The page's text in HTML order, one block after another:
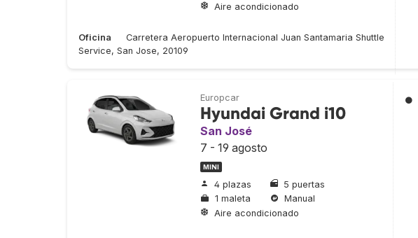
Aire acondicionado
Oficina
Carretera Aeropuerto Internacional Juan Santamaria Shuttle
Service, San Jose, 20109
Europcar
Hyundai Grand i10
San José
7 - 19 agosto
MINI
4 plazas
5 puertas
1 maleta
Manual
Aire acondicionado
●